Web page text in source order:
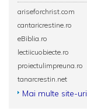
ariseforchrist.com
cantaricrestine.ro
eBiblia.ro
lectiicuobiecte.ro
proiectulimpreuna.ro
tanarcrestin.net
Mai multe site-uri